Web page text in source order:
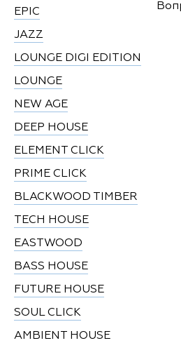
EPIC
JAZZ
LOUNGE DIGI EDITION
LOUNGE
NEW AGE
DEEP HOUSE
ELEMENT CLICK
PRIME CLICK
BLACKWOOD TIMBER
TECH HOUSE
EASTWOOD
BASS HOUSE
FUTURE HOUSE
SOUL CLICK
AMBIENT HOUSE